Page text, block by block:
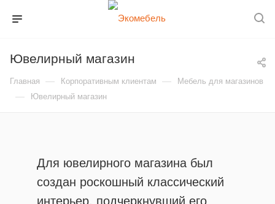
Ювелирный магазин
Главная — Корпоративным клиентам — Мебель для магазинов
— Ювелирный магазин
Для ювелирного магазина был
создан роскошный классический
интерьер, подчеркнувший его